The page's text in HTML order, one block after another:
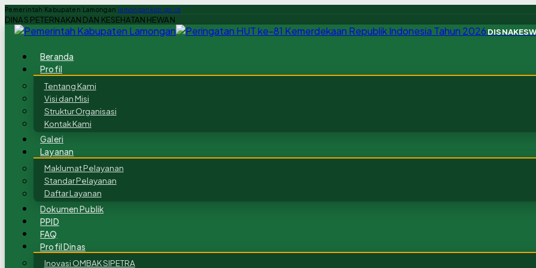
Pemerintah Kabupaten Lamongan lamongankab.go.id
DINAS PETERNAKAN DAN KESEHATAN HEWAN
Beranda
Profil
Tentang Kami
Visi dan Misi
Struktur Organisasi
Kontak Kami
Galeri
Layanan
Maklumat Pelayanan
Standar Pelayanan
Daftar Layanan
Dokumen Publik
PPID
FAQ
Profil Dinas
Inovasi OMBAK SIPETRA